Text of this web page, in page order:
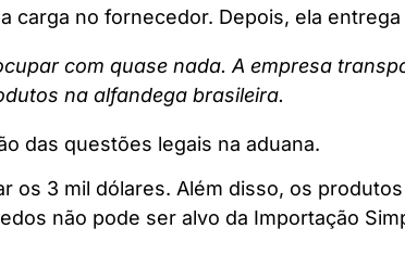
no fornecedor. Depois, ela
com quase nada. A empresa
na alfandega brasileira.
das questões legais na aduana.
os 3 mil dólares. Além disso, os
não pode ser alvo da Importação